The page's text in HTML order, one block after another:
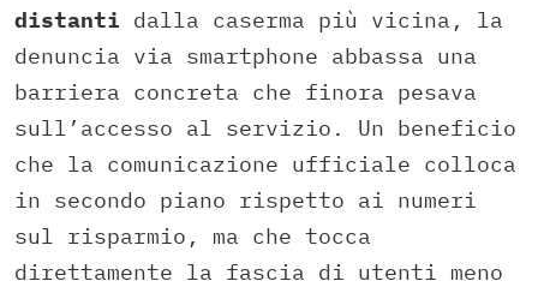
distanti dalla caserma più vicina, la
denuncia via smartphone abbassa una
barriera concreta che finora pesava
sull’accesso al servizio. Un beneficio
che la comunicazione ufficiale colloca
in secondo piano rispetto ai numeri
sul risparmio, ma che tocca
direttamente la fascia di utenti meno